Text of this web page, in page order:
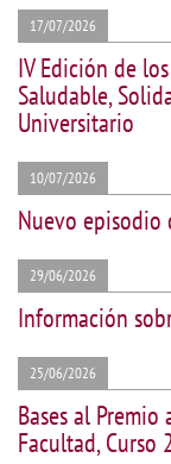
17/07/2026
IV Edición de
Saludable,
Universitario
10/07/2026
Nuevo episodio
29/06/2026
Información
25/06/2026
Bases al
Facultad, Curso